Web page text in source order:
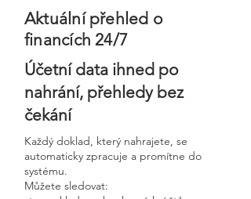
Aktuální přehled o
financích 24/7
Účetní data ihned po
nahrání, přehledy bez
čekání
Každý doklad, který nahrajete, se
automaticky zpracuje a promítne do
systému.
Můžete sledovat: